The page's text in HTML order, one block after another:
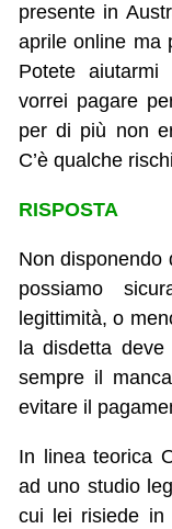
presente in
aprile online ma
Potete
vorrei pagare
per di più non
C’è qualche
RISPOSTA
Non disponendo
possiamo
legittimità, o
la disdetta
sempre il
evitare il
In linea teorica
ad uno studio
cui lei risiede in